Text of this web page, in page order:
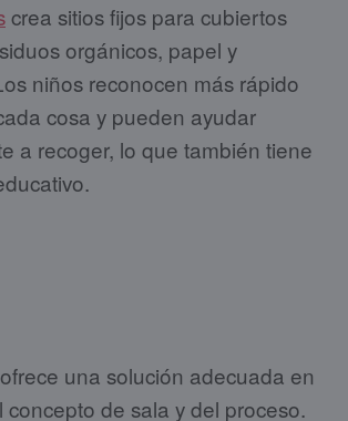
crea sitios fijos para cubiertos
orgánicos, papel y
niños reconocen más rápido
cosa y pueden ayudar
a recoger, lo que también tiene
ofrece una solución adecuada en
concepto de sala y del proceso.